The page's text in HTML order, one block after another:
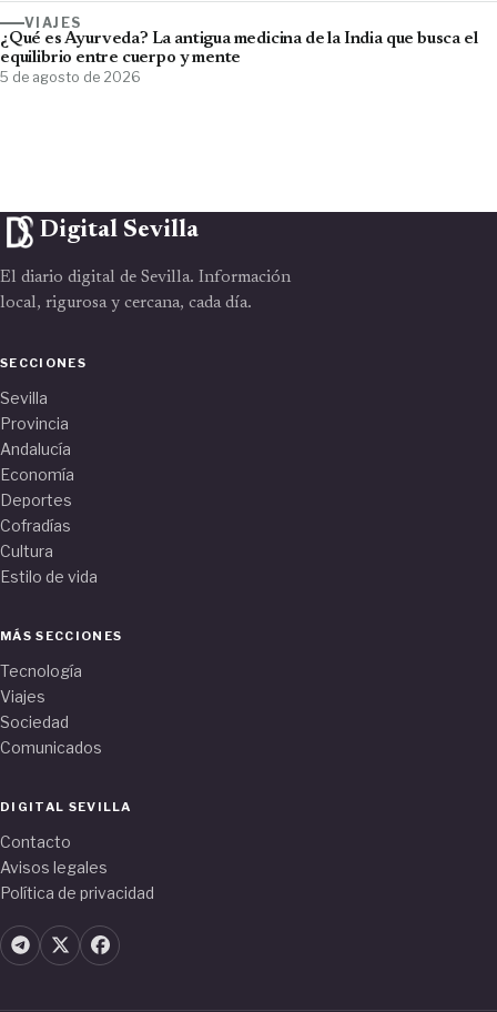
VIAJES
¿Qué es Ayurveda? La antigua medicina de la India que busca el
equilibrio entre cuerpo y mente
5 de agosto de 2026
Digital Sevilla
El diario digital de Sevilla. Información
local, rigurosa y cercana, cada día.
SECCIONES
Sevilla
Provincia
Andalucía
Economía
Deportes
Cofradías
Cultura
Estilo de vida
MÁS SECCIONES
Tecnología
Viajes
Sociedad
Comunicados
DIGITAL SEVILLA
Contacto
Avisos legales
Política de privacidad